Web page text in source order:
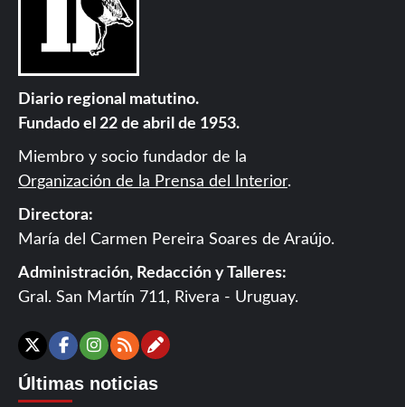
Diario regional matutino.
Fundado el 22 de abril de 1953.
Miembro y socio fundador de la
Organización de la Prensa del Interior.
Directora:
María del Carmen Pereira Soares de Araújo.
Administración, Redacción y Talleres:
Gral. San Martín 711, Rivera - Uruguay.
X Facebook
Instagram
RSSContáctanos
Últimas noticias